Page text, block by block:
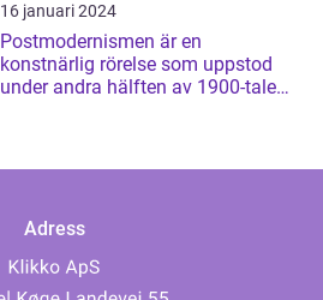
16 januari 2024
Postmodernismen är en
konstnärlig rörelse som uppstod
under andra hälften av 1900-talet
Adress